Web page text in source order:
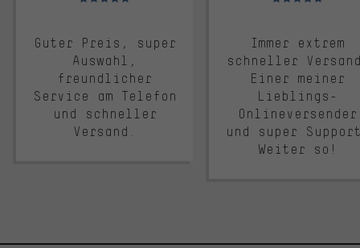
Guter Preis, super
Auswahl,
freundlicher
Service am Telefon
und schneller
Versand.
Immer extrem
schneller
Einer meiner
Lieblings-
Onlineversender
und super
Weiter so!